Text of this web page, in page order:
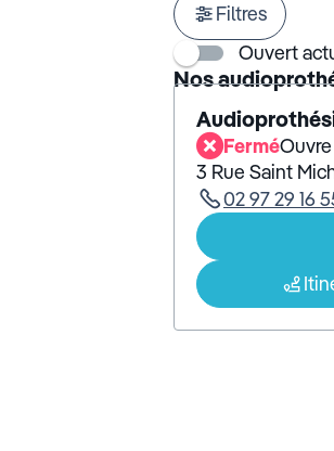
Filtres
Ouvert
Nos
Fermé
3 Rue Saint
02 97 29 16